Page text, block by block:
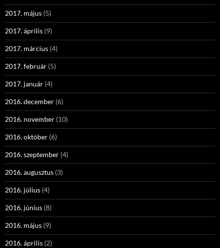
2017. május (5)
2017. április (9)
2017. március (4)
2017. február (5)
2017. január (4)
2016. december (6)
2016. november (10)
2016. október (6)
2016. szeptember (4)
2016. augusztus (3)
2016. július (4)
2016. június (8)
2016. május (9)
2016. április (2)